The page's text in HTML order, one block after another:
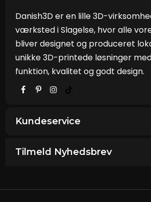
Danish3D er en lille 3D-
værksted i Slagelse, hvor alle
bliver designet og produceret
unikke 3D-printede løsninger
funktion, kvalitet og godt design.
Kundeservice
Tilmeld Nyhedsbrev